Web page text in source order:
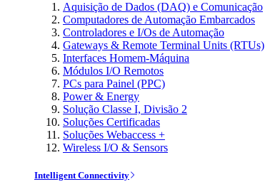
Aquisição de Dados (DAQ) e Comunicação
Computadores de Automação Embarcados
Controladores e I/Os de Automação
Gateways & Remote Terminal Units (RTUs)
Interfaces Homem-Máquina
Módulos I/O Remotos
PCs para Painel (PPC)
Power & Energy
Solução Classe I, Divisão 2
Soluções Certificadas
Soluções Webaccess +
Wireless I/O & Sensors
Intelligent Connectivity